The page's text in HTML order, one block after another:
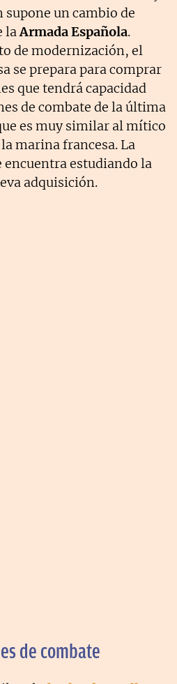
un cambio de
laArmada Española.
de modernización, el
se prepara para comprar
que tendrá capacidad
de combate de la última
es muy similar al mítico
marina francesa. La
encuentra estudiando la
adquisición.
de combate